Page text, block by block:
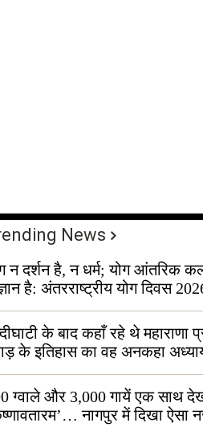
News
न दर्शन है, न धर्म; योग आंतरिक
है: अंतरराष्ट्रीय योग दिवस
के बाद कहाँ रहे थे महाराणा
के इतिहास का वह अनकहा
में जीवित है
ग्वाले और 3,000 गायें एक साथ
नागपुर में दिखा ऐसा